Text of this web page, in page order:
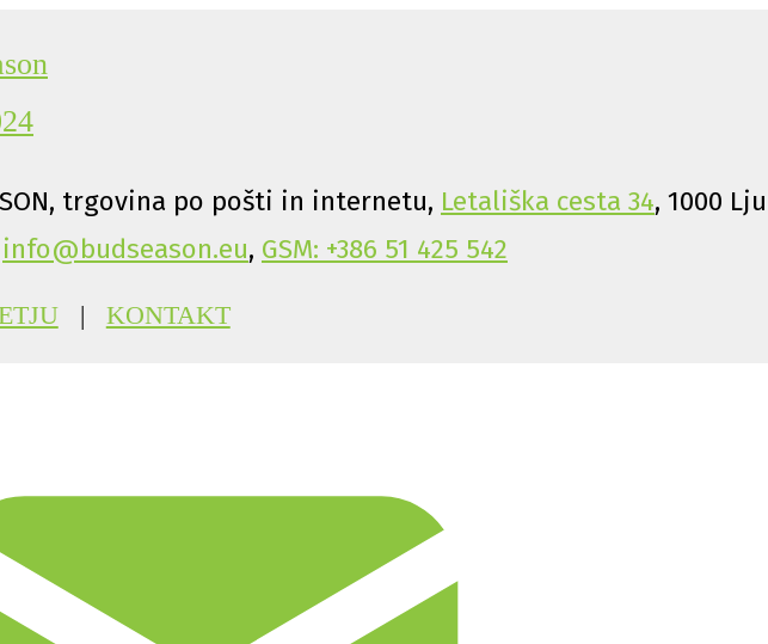
trgovina po pošti in internetu, Letališka cesta 34, 1000
info@budseason.eu, GSM: +386 51 425 542
| KONTAKT